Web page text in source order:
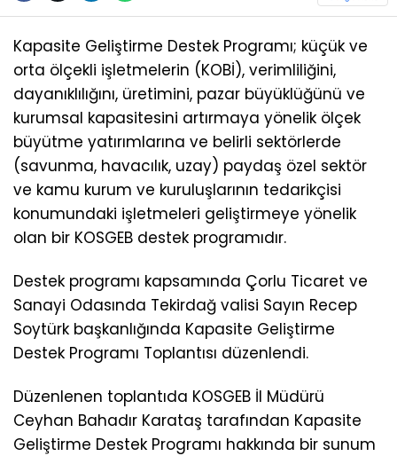
Kapasite Geliştirme Destek Programı; küçük ve
orta ölçekli işletmelerin (KOBİ), verimliliğini,
dayanıklılığını, üretimini, pazar büyüklüğünü ve
kurumsal kapasitesini artırmaya yönelik ölçek
büyütme yatırımlarına ve belirli sektörlerde
(savunma, havacılık, uzay) paydaş özel sektör
ve kamu kurum ve kuruluşlarının tedarikçisi
konumundaki işletmeleri geliştirmeye yönelik
olan bir KOSGEB destek programıdır.
Destek programı kapsamında Çorlu Ticaret ve
Sanayi Odasında Tekirdağ valisi Sayın Recep
Soytürk başkanlığında Kapasite Geliştirme
Destek Programı Toplantısı düzenlendi.
Düzenlenen toplantıda KOSGEB İl Müdürü
Ceyhan Bahadır Karataş tarafından Kapasite
Geliştirme Destek Programı hakkında bir sunum